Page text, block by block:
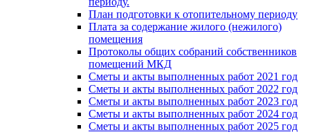
План подготовки к отопительному периоду
Плата за содержание жилого (нежилого)
помещения
Протоколы общих собраний собственников
помещений МКД
Сметы и акты выполненных работ 2021 год
Сметы и акты выполненных работ 2022 год
Сметы и акты выполненных работ 2023 год
Сметы и акты выполненных работ 2024 год
Сметы и акты выполненных работ 2025 год